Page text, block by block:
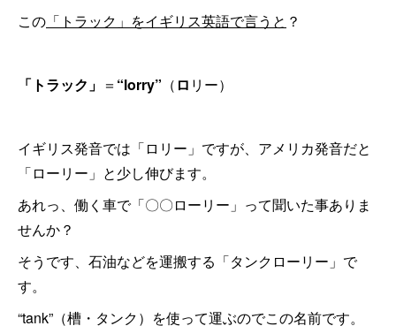
この 「トラック」をイギリス英語で言うと ？
「トラック」 ＝ “lorry” （ ロ リー）
イギリス発音では「ロリー」ですが、アメリカ発音だと
「ローリー」と少し伸びます。
あれっ、働く車で「〇〇ローリー」って聞いた事ありま
せんか？
そうです、石油などを運搬する「タンクローリー」で
す。
“tank”（槽・タンク）を使って運ぶのでこの名前です。